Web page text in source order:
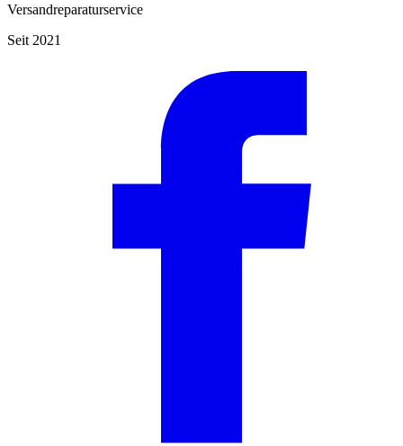
Versandreparaturservice
Seit 2021